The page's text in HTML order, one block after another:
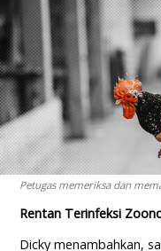
Petugas memeriksa dan
Rentan Terinfeksi
Dicky menambahkan,